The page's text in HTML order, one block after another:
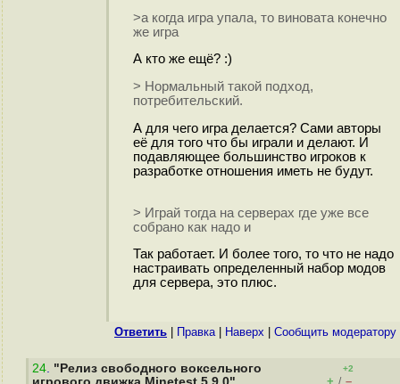
>а когда игра упала, то виновата конечно
же игра
А кто же ещё? :)
> Нормальный такой подход,
потребительский.
А для чего игра делается? Сами авторы
её для того что бы играли и делают. И
подавляющее большинство игроков к
разработке отношения иметь не будут.
> Играй тогда на серверах где уже все
собрано как надо и
Так работает. И более того, то что не надо
настраивать определенный набор модов
для сервера, это плюс.
Ответить Правка| Наверх Cообщить модератору
24. "Релиз свободного воксельного
+2
+ / –